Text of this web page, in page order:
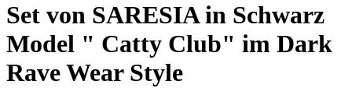
Set von SARESIA in Schwarz
Model " Catty Club" im Dark
Rave Wear Style